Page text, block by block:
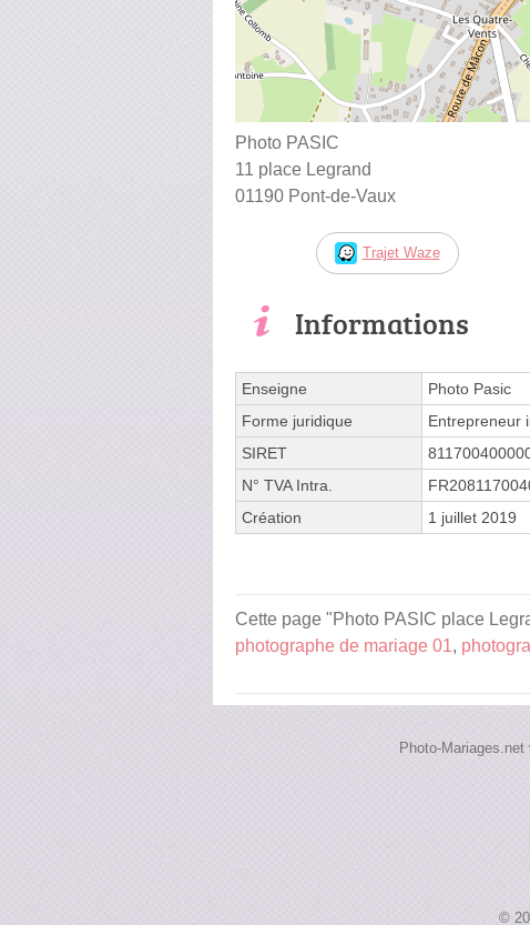
Photo PASIC
11 place Legrand
01190 Pont-de-Vaux
Trajet Waze
Informations
Enseigne
Photo Pasic
Forme juridique
Entrepreneur
SIRET
N° TVA Intra.
Création
1 juillet 2019
Cette page "Photo PASIC place
photographe de mariage 01,
Photo-
©